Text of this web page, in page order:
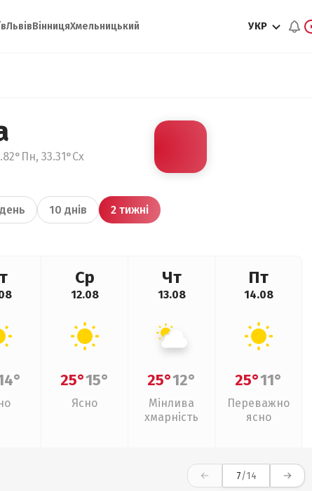
ЛьвівВінницяХмельницький УКР
33.31°Сх
10 днів 2 тижні
Ср
12.08
25°15°
Ясно
Чт
13.08
25°12°
Мінлива
хмарність
Пт
14.08
25°11°
Переважно
ясно
7/14